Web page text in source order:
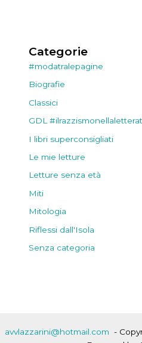
Categorie
#modatralepagine
Biografie
Classici
GDL
I libri superconsigliati
Le mie letture
Letture senza età
Miti
Mitologia
Riflessi dall'Isola
Senza categoria
avvlazzarini@hotmail.com -